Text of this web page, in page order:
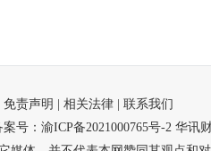
| 免责声明 | 相关法律
| 联系我们
案号：渝ICP备2021000765号-2 华讯